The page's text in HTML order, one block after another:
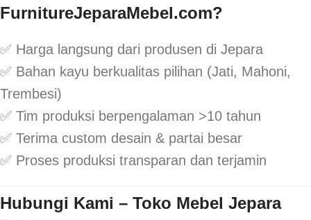
FurnitureJeparaMebel.com?
✅ Harga langsung dari produsen di Jepara
✅ Bahan kayu berkualitas pilihan (Jati, Mahoni,
Trembesi)
✅ Tim produksi berpengalaman >10 tahun
✅ Terima custom desain & partai besar
✅ Proses produksi transparan dan terjamin
Hubungi Kami – Toko Mebel Jepara